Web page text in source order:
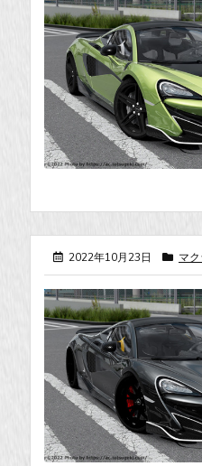
2022年10月23日 マ